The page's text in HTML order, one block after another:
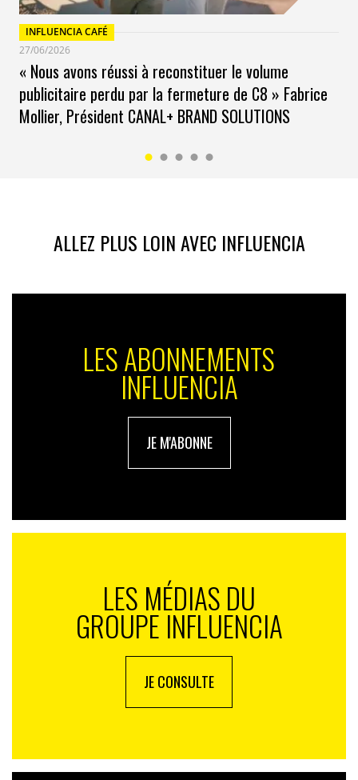
INFLUENCIA CAFÉ
27/06/2026
« Nous avons réussi à reconstituer le volume
publicitaire perdu par la fermeture de C8 » Fabrice
Mollier, Président CANAL+ BRAND SOLUTIONS
ALLEZ PLUS LOIN AVEC INFLUENCIA
LES ABONNEMENTS
INFLUENCIA
JE M'ABONNE
LES MÉDIAS DU
GROUPE INFLUENCIA
JE CONSULTE